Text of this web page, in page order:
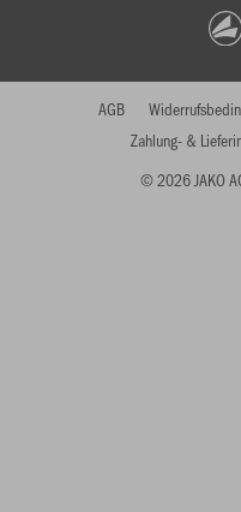
© 2026 JAKO
AGB
Zahlung- &